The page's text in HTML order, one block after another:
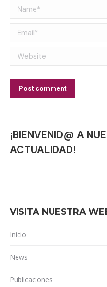
Name *
Email *
Website
Post comment
¡BIENVENID@ A
ACTUALIDAD!
VISITA NUESTRA
Inicio
News
Publicaciones